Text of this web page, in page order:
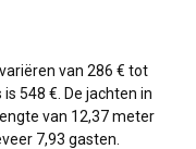
van 286 € tot
548 €. De jachten in
van 12,37 meter
7,93 gasten.